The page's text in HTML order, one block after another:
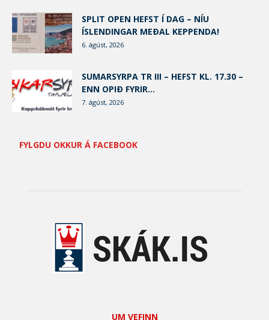
SPLIT OPEN HEFST Í DAG – NÍU
ÍSLENDINGAR MEÐAL KEPPENDA!
6. ágúst, 2026
SUMARSYRPA TR III – HEFST KL. 17.30 –
ENN OPIÐ FYRIR...
7. ágúst, 2026
FYLGDU OKKUR Á FACEBOOK
UM VEFINN